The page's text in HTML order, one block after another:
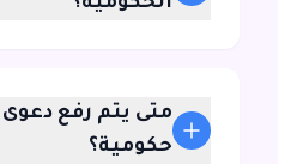
متى يتم رفع
حكومية؟